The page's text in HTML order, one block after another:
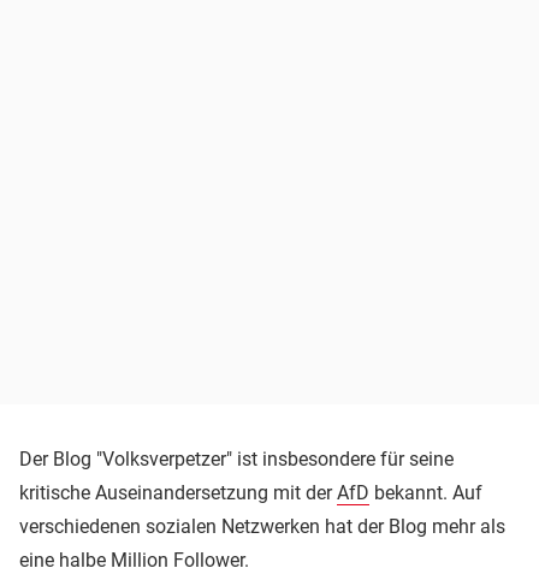
Der Blog "Volksverpetzer" ist insbesondere für seine
kritische Auseinandersetzung mit derAfD bekannt. Auf
verschiedenen sozialen Netzwerken hat der Blog mehr als
eine halbe Million Follower.